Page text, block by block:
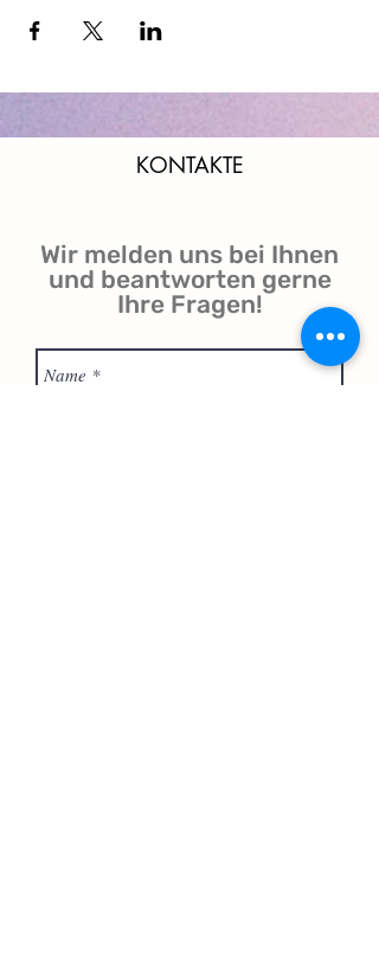
KONTAKTE
Wir melden uns bei Ihnen
und beantworten gerne
Ihre Fragen!